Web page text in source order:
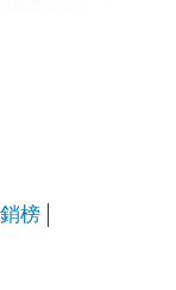
榜